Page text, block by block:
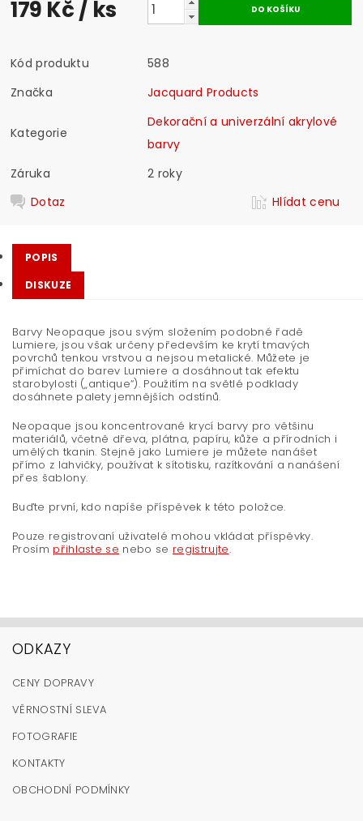
179 Kč/ ks
Kód produktu
588
Značka
Jacquard Products
Kategorie
Dekorační a univerzální akrylové
barvy
Záruka
2 roky
Dotaz
Hlídat cenu
POPIS
DISKUZE
Barvy Neopaque jsou svým složením podobné řadě
Lumiere, jsou však určeny především ke krytí tmavých
povrchů tenkou vrstvou a nejsou metalické. Můžete je
přimíchat do barev Lumiere a dosáhnout tak efektu
starobylosti („antique“). Použitím na světlé podklady
dosáhnete palety jemnějších odstínů.
Neopaque jsou koncentrované krycí barvy pro většinu
materiálů, včetně dřeva, plátna, papíru, kůže a přírodních i
umělých tkanin. Stejně jako Lumiere je můžete nanášet
přímo z lahvičky, používat k sítotisku, razítkování a nanášení
přes šablony.
Buďte první, kdo napíše příspěvek k této položce.
Pouze registrovaní uživatelé mohou vkládat příspěvky.
Prosím přihlaste se nebo se registrujte.
ODKAZY
CENY DOPRAVY
VĚRNOSTNÍ SLEVA
FOTOGRAFIE
KONTAKTY
OBCHODNÍ PODMÍNKY